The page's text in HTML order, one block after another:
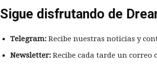
Sigue disfrutando de
Telegram: Recibe nuestras noticias y
Newsletter: Recibe cada tarde un